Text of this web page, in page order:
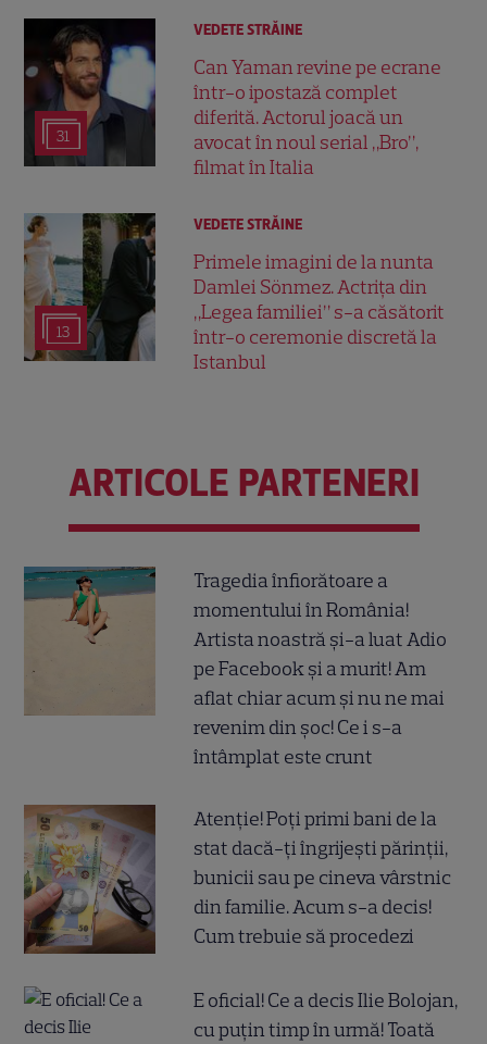
31
VEDETE STRĂINE
Can Yaman revine pe ecrane
într-o ipostază complet
diferită. Actorul joacă un
avocat în noul serial „Bro”,
filmat în Italia
13
VEDETE STRĂINE
Primele imagini de la nunta
Damlei Sönmez. Actrița din
„Legea familiei” s-a căsătorit
într-o ceremonie discretă la
Istanbul
ARTICOLE PARTENERI
Tragedia înfiorătoare a
momentului în România!
Artista noastră și-a luat Adio
pe Facebook și a murit! Am
aflat chiar acum și nu ne mai
revenim din șoc! Ce i s-a
întâmplat este crunt
Atenție! Poți primi bani de la
stat dacă-ți îngrijești părinții,
bunicii sau pe cineva vârstnic
din familie. Acum s-a decis!
Cum trebuie să procedezi
E oficial! Ce a decis Ilie Bolojan,
cu puțin timp în urmă! Toată